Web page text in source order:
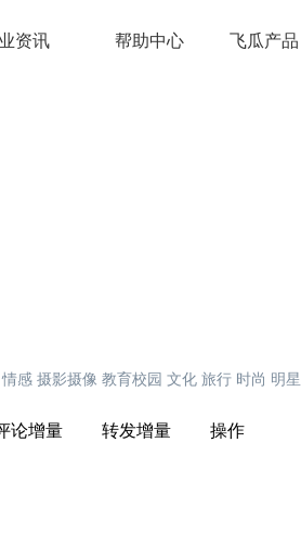
资讯 帮助中心 飞瓜产品
情感 摄影摄像 教育校园 文化 旅行 时尚 明星
论增量 转发增量 操作